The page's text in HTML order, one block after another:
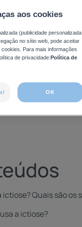
os sintomas?
os sintomas?
ictiose? Quais são os
a ictiose?
aos cookies
(publicidade personalizada,
no sítio web, pode aceitar
Para mais informações
de privacidade:Política de
OK